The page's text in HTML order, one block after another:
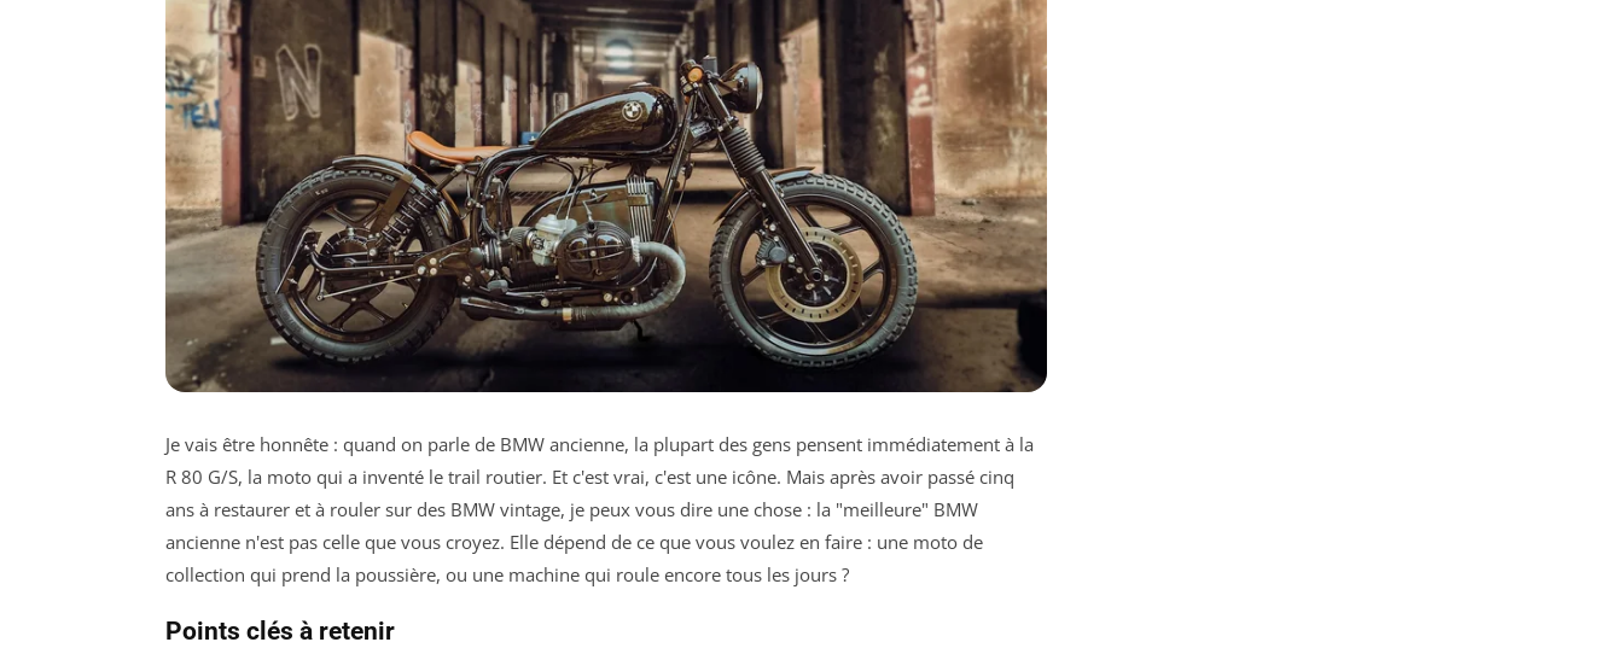
Je vais être honnête : quand on parle de BMW ancienne, la plupart des gens pensent immédiatement à la
R 80 G/S, la moto qui a inventé le trail routier. Et c'est vrai, c'est une icône. Mais après avoir passé cinq
ans à restaurer et à rouler sur des BMW vintage, je peux vous dire une chose : la "meilleure" BMW
ancienne n'est pas celle que vous croyez. Elle dépend de ce que vous voulez en faire : une moto de
collection qui prend la poussière, ou une machine qui roule encore tous les jours ?
Points clés à retenir